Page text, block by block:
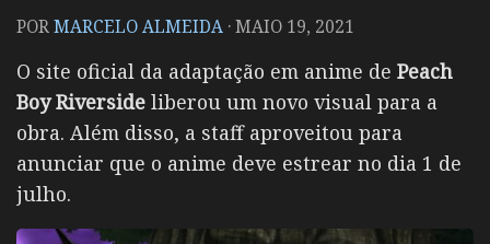
PORMARCELO ALMEIDA ·MAIO 19, 2021
O site oficial da adaptação em anime de Peach
Boy Riverside liberou um novo visual para a
obra. Além disso, a staff aproveitou para
anunciar que o anime deve estrear no dia 1 de
julho.